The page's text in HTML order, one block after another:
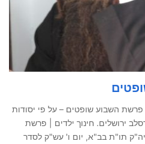
פרשת השבוע שופטים – על פי יסודות
ירושלים. חינוך ילדים | פרשת
תו"ת בב"א, יום ו' עש"ק לסדר